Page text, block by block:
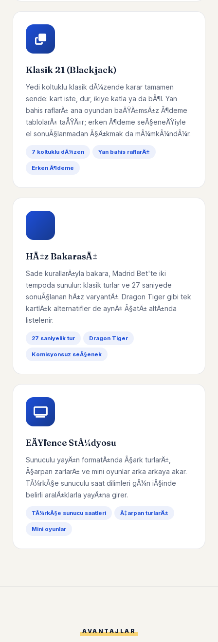
Klasik 21 (Blackjack)
Yedi koltuklu klasik dÃ¼zende karar tamamen
sende: kart iste, dur, ikiye katla ya da bÃ¶l. Yan
bahis raflarÄ± ana oyundan baÄŸÄ±msÄ±z Ã¶deme
tablolarÄ± taÅŸÄ±r; erken Ã¶deme seÃ§eneÄŸiyle
el sonuÃ§lanmadan Ã§Ä±kmak da mÃ¼mkÃ¼ndÃ¼r.
7 koltuklu dÃ¼zen Yan bahis raflarÄ±
Erken Ã¶deme
HÄ±z BakarasÄ±
Sade kurallarÄ±yla bakara, Madrid Bet'te iki
tempoda sunulur: klasik turlar ve 27 saniyede
sonuÃ§lanan hÄ±z varyantÄ±. Dragon Tiger gibi tek
kartlÄ±k alternatifler de aynÄ± Ã§atÄ± altÄ±nda
listelenir.
27 saniyelik tur Dragon Tiger
Komisyonsuz seÃ§enek
EÄŸlence StÃ¼dyosu
Sunuculu yayÄ±n formatÄ±nda Ã§ark turlarÄ±,
Ã§arpan zarlarÄ± ve mini oyunlar arka arkaya akar.
TÃ¼rkÃ§e sunuculu saat dilimleri gÃ¼n iÃ§inde
belirli aralÄ±klarla yayÄ±na girer.
TÃ¼rkÃ§e sunucu saatleri Ã‡arpan turlarÄ±
Mini oyunlar
AVANTAJLAR